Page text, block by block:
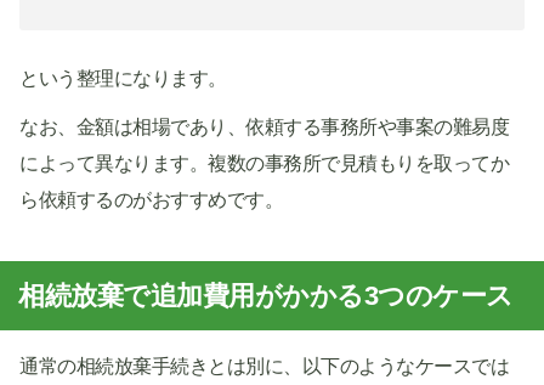
という整理になります。
なお、金額は相場であり、依頼する事務所や事案の難易度
によって異なります。複数の事務所で見積もりを取ってか
ら依頼するのがおすすめです。
相続放棄で追加費用がかかる3つのケース
通常の相続放棄手続きとは別に、以下のようなケースでは